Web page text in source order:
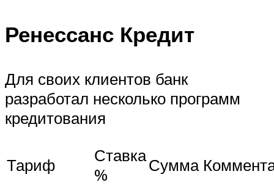
Ренессанс Кредит
Для своих клиентов банк
разработал несколько программ
кредитования
Тариф
Ставка
%
Сумма